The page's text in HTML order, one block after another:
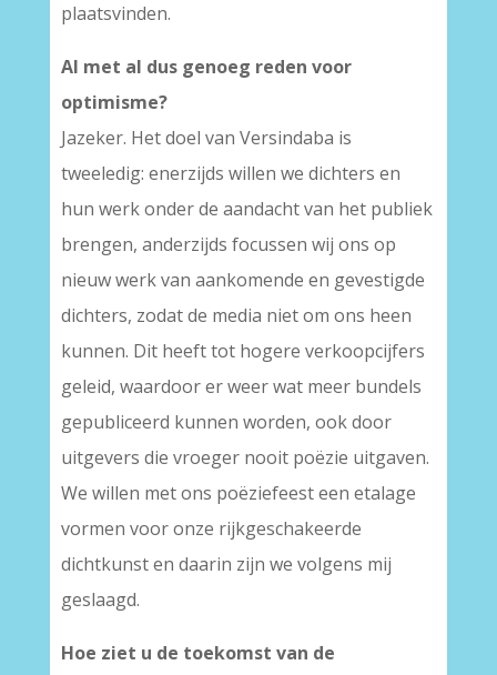
plaatsvinden.
Al met al dus genoeg reden voor
optimisme?
Jazeker. Het doel van Versindaba is
tweeledig: enerzijds willen we dichters en
hun werk onder de aandacht van het publiek
brengen, anderzijds focussen wij ons op
nieuw werk van aankomende en gevestigde
dichters, zodat de media niet om ons heen
kunnen. Dit heeft tot hogere verkoopcijfers
geleid, waardoor er weer wat meer bundels
gepubliceerd kunnen worden, ook door
uitgevers die vroeger nooit poëzie uitgaven.
We willen met ons poëziefeest een etalage
vormen voor onze rijkgeschakeerde
dichtkunst en daarin zijn we volgens mij
geslaagd.
Hoe ziet u de toekomst van de